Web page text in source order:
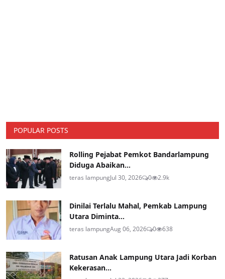
POPULAR POSTS
Rolling Pejabat Pemkot Bandarlampung
Diduga Abaikan...
teras lampungJul 30, 2026 0 2.9k
Dinilai Terlalu Mahal, Pemkab Lampung
Utara Diminta...
teras lampungAug 06, 2026 0 638
Ratusan Anak Lampung Utara Jadi Korban
Kekerasan...